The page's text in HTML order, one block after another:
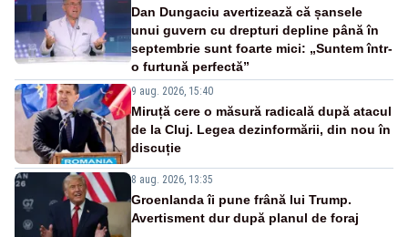
Dan Dungaciu avertizează că șansele
unui guvern cu drepturi depline până în
septembrie sunt foarte mici: „Suntem într-
o furtună perfectă”
9 aug. 2026, 15:40
Miruță cere o măsură radicală după atacul
de la Cluj. Legea dezinformării, din nou în
discuție
8 aug. 2026, 13:35
Groenlanda îi pune frână lui Trump.
Avertisment dur după planul de foraj